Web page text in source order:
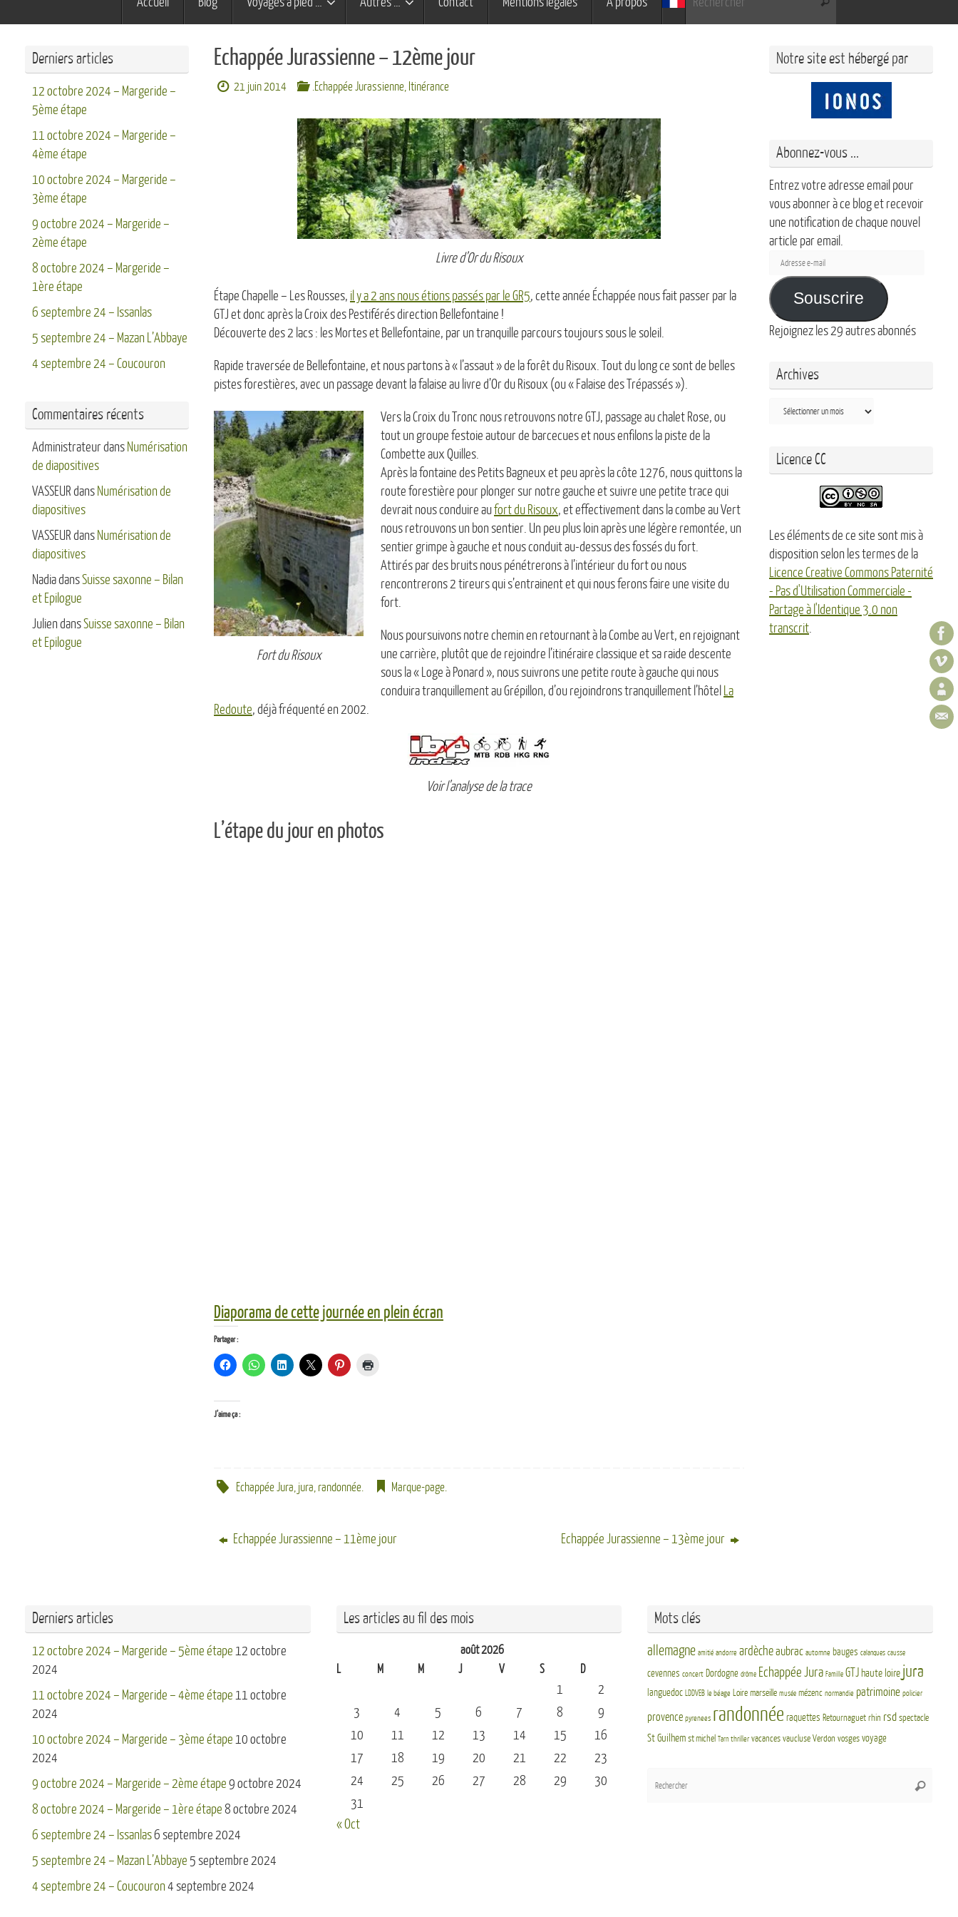
Echappée Jurassienne – 12ème jour
21 juin 2014 .Echappée Jurassienne, Itinérance
Livre d’Or du Risoux
Étape Chapelle – Les Rousses, il y a 2 ans nous étions passés par le GR5, cette année Échappée nous fait passer par la
GTJ et donc après la Croix des Pestiférés direction Bellefontaine !
Découverte des 2 lacs : les Mortes et Bellefontaine, par un tranquille parcours toujours sous le soleil.
Rapide traversée de Bellefontaine, et nous partons à « l’assaut » de la forêt du Risoux. Tout du long ce sont de belles
pistes forestières, avec un passage devant la falaise au livre d’Or du Risoux (ou « Falaise des Trépassés »).
Fort du Risoux
Vers la Croix du Tronc nous retrouvons notre GTJ, passage au chalet Rose, ou
tout un groupe festoie autour de barcecues et nous enfilons la piste de la
Combette aux Quilles.
Après la fontaine des Petits Bagneux et peu après la côte 1276, nous quittons la
route forestière pour plonger sur notre gauche et suivre une petite trace qui
devrait nous conduire aufort du Risoux, et effectivement dans la combe au Vert
nous retrouvons un bon sentier. Un peu plus loin après une légère remontée, un
sentier grimpe à gauche et nous conduit au-dessus des fossés du fort.
Attirés par des bruits nous pénétrerons à l’intérieur du fort ou nous
rencontrerons 2 tireurs qui s’entrainent et qui nous ferons faire une visite du
fort.
Nous poursuivons notre chemin en retournant à la Combe au Vert, en rejoignant
une carrière, plutôt que de rejoindre l’itinéraire classique et sa raide descente
sous la « Loge à Ponard », nous suivrons une petite route à gauche qui nous
conduira tranquillement au Grépillon, d’ou rejoindrons tranquillement l’hôtel La
Redoute, déjà fréquenté en 2002.
Voir l’analyse de la trace
L’étape du jour en photos
Diaporama de cette journée en plein écran
Partager :
J’aime ça :
Echappée Jura, jura, randonnée. Marque-page.
Echappée Jurassienne – 11ème jour Echappée Jurassienne – 13ème jour
Derniers articles
12 octobre 2024 – Margeride –
5ème étape
11 octobre 2024 – Margeride –
4ème étape
10 octobre 2024 – Margeride –
3ème étape
9 octobre 2024 – Margeride –
2ème étape
8 octobre 2024 – Margeride –
1ère étape
6 septembre 24 – Issanlas
5 septembre 24 – Mazan L’Abbaye
4 septembre 24 – Coucouron
Commentaires récents
Administrateurdans Numérisation
de diapositives
VASSEUR dans Numérisation de
diapositives
VASSEUR dans Numérisation de
diapositives
NadiadansSuisse saxonne – Bilan
et Epilogue
Julien dansSuisse saxonne – Bilan
et Epilogue
Notre site est hébergé par
Abonnez-vous ...
Entrez votre adresse email pour
vous abonner à ce blog et recevoir
une notification de chaque nouvel
article par email.
Adresse
e-
mail
Souscrire
Rejoignez les 29 autres abonnés
Archives
Archives
Licence CC
Les éléments de ce site sont mis à
disposition selon les termes de la
Licence Creative Commons Paternité
- Pas d'Utilisation Commerciale -
Partage à l'Identique 3.0 non
transcrit
Derniers articles
12 octobre 2024 – Margeride – 5ème étape 12 octobre
2024
11 octobre 2024 – Margeride – 4ème étape 11 octobre
2024
10 octobre 2024 – Margeride – 3ème étape 10 octobre
2024
9 octobre 2024 – Margeride – 2ème étape 9 octobre 2024
8 octobre 2024 – Margeride – 1ère étape 8 octobre 2024
6 septembre 24 – Issanlas6 septembre 2024
5 septembre 24 – Mazan L’Abbaye 5 septembre 2024
4 septembre 24 – Coucouron 4 septembre 2024
Les articles au fil des mois
août 2026
L
M M J V S D
1
2
3
4 5 6 7 8
9
10
11 12 13 14 15
16
17
18 19 20 21 22
23
24
25 26 27 28 29
30
31
« Oct
Mots clés
allemagne amitié andorre ardècheaubrac automne bauges calanques causse
cevennes concert Dordogne drôme Echappée Jura Famille GTJ haute loire jura
languedoc LDDVEB le béage Loire marseille musée mézenc normandie patrimoine policier
provence pyrenees randonnée raquettes Retournaguet rhin rsd spectacle
St Guilhem st michel Tarn thriller vacances vaucluse Verdon vosges voyage